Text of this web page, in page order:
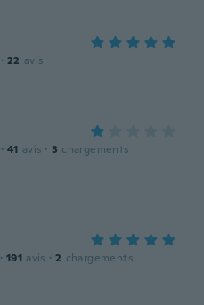
· 22 avis
· 41 avis · 3 chargements
· 191 avis · 2 chargements